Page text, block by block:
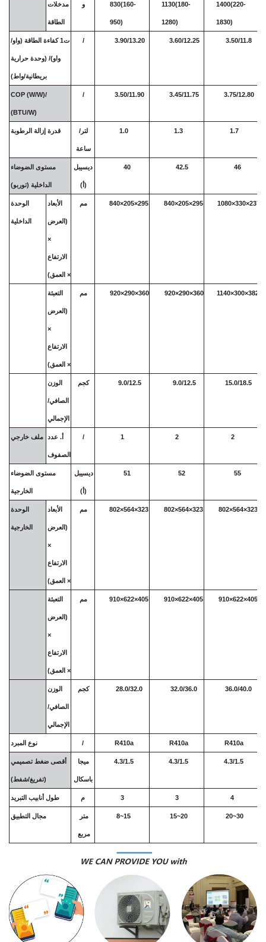
مدخلات
الطاقة
و 830(160-
950)
1130(180-
1280)
1400(220-
1830)
ت1 كفاءة الطاقة (واو/
واو)/ (وحدة حرارية
بريطانية/واط)
/ 3.90/13.20 3.60/12.25 3.50/11.8
COP (W/W)/
(BTU/W)
/ 3.50/11.90 3.45/11.75 3.75/12.80
قدرة إزالة الرطوبة لتر/
ساعة
1.0 1.3 1.7
مستوى الضوضاء
الداخلية (توربو)
ديسيبل
(أ)
40 42.5 46
الوحدة
الداخلية
الأبعاد
(العرض
×
الارتفاع
× العمق)
مم 840×205×295 840×205×295 1080×330×237
التعبئة
(العرض
×
الارتفاع
× العمق)
مم 920×290×360 920×290×360 1140×300×382
الوزن
الصافي/
الإجمالي
كجم 9.0/12.5 9.0/12.5 15.0/18.5
ملف خارجي أ. عدد
الصفوف
/ 1 2 2
مستوى الضوضاء
الخارجية
ديسيبل
(أ)
51 52 55
الوحدة
الخارجية
الأبعاد
(العرض
×
الارتفاع
× العمق)
مم 802×564×323 802×564×323 802×564×323
التعبئة
(العرض
×
الارتفاع
× العمق)
مم 910×622×405 910×622×405 910×622×405
الوزن
الصافي/
الإجمالي
كجم 28.0/32.0 32.0/36.0 36.0/40.0
نوع المبرد / R410a R410a R410a
أقصى ضغط تصميمي
(تفريغ/شفط)
ميجا
باسكال
4.3/1.5 4.3/1.5 4.3/1.5
طول أنابيب التبريد م 3 3 4
مجال التطبيق متر
مربع
8~15 15~20 20~30